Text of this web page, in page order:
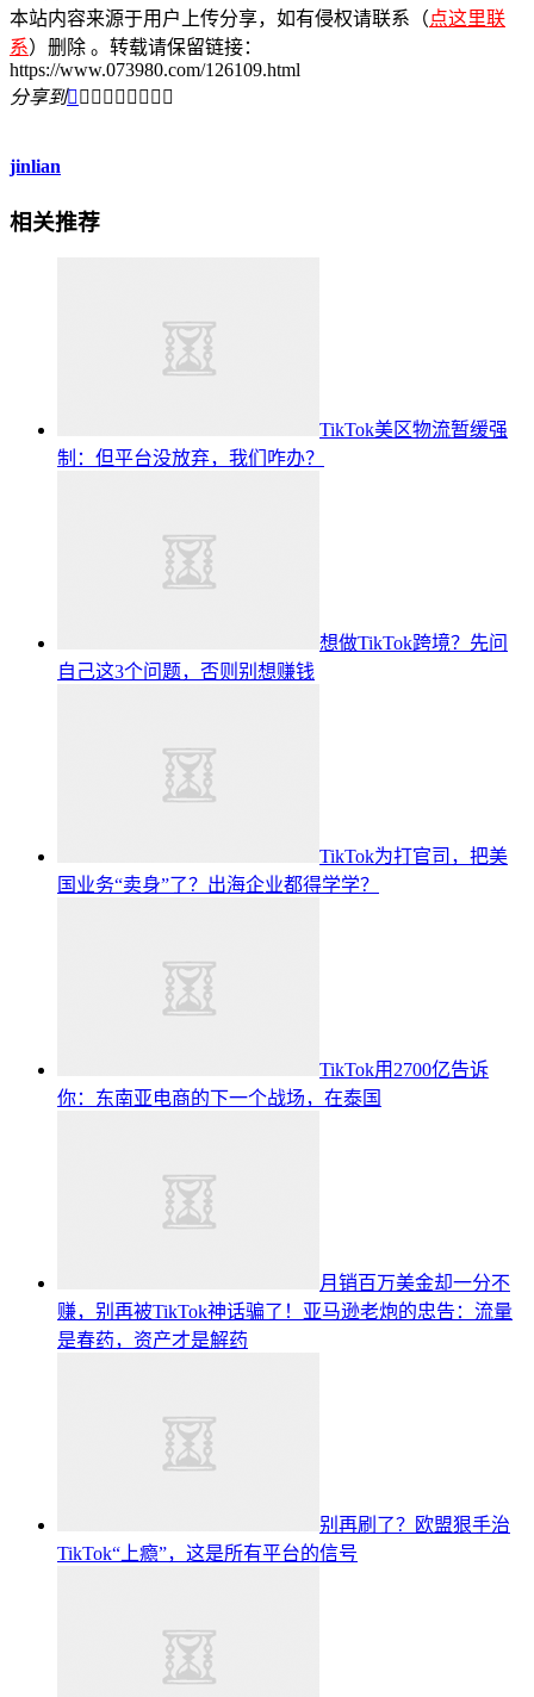
本站内容来源于用户上传分享，如有侵权请联系（点这里联
系）删除 。转载请保留链接：
https://www.073980.com/126109.html
分享到        
jinlian
相关推荐
TikTok美区物流暂缓强
制：但平台没放弃，我们咋办？
想做TikTok跨境？先问
自己这3个问题，否则别想赚钱
TikTok为打官司，把美
国业务“卖身”了？出海企业都得学学？
TikTok用2700亿告诉
你：东南亚电商的下一个战场，在泰国
月销百万美金却一分不
赚，别再被TikTok神话骗了！亚马逊老炮的忠告：流量
是春药，资产才是解药
别再刷了？欧盟狠手治
TikTok“上瘾”，这是所有平台的信号